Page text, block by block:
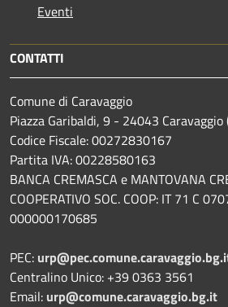
Eventi
CONTATTI
Comune di Caravaggio
Piazza Garibaldi, 9 - 24043 Caravaggio
Codice Fiscale: 00272830167
Partita IVA: 00228580163
BANCA CREMASCA e MANTOVANA
COOPERATIVO SOC. COOP: IT 71 C
000000170685
PEC:
Centralino Unico: +39 0363 3561
Email: urp@comune.caravaggio.bg.it